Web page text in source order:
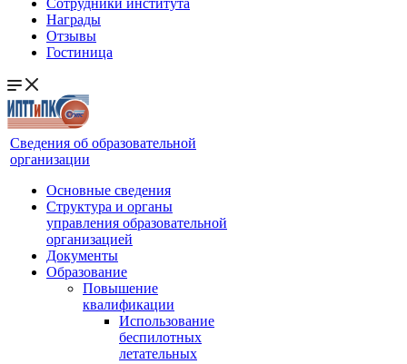
Сотрудники института
Награды
Отзывы
Гостиница
Сведения об образовательной
организации
Основные сведения
Структура и органы
управления образовательной
организацией
Документы
Образование
Повышение
квалификации
Использование
беспилотных
летательных